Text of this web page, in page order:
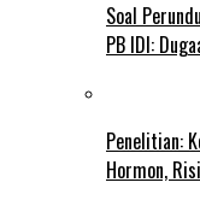
Soal
PB IDI:
Penelitian:
Hormon,